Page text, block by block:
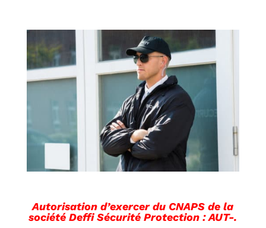
Autorisation d’exercer du CNAPS de la
société Deffi Sécurité Protection : AUT-.